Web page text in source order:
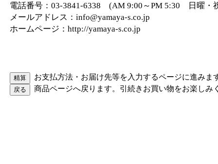
電話番号：03-3841-6338 (AM 9:00～PM 5:30 日曜・
メールアドレス：info@yamaya-s.co.jp
ホームページ：http://yamaya-s.co.jp
お支払方法・お届け先等を入力するページに進みま
商品ページへ戻ります。引続きお買い物をお楽しみ